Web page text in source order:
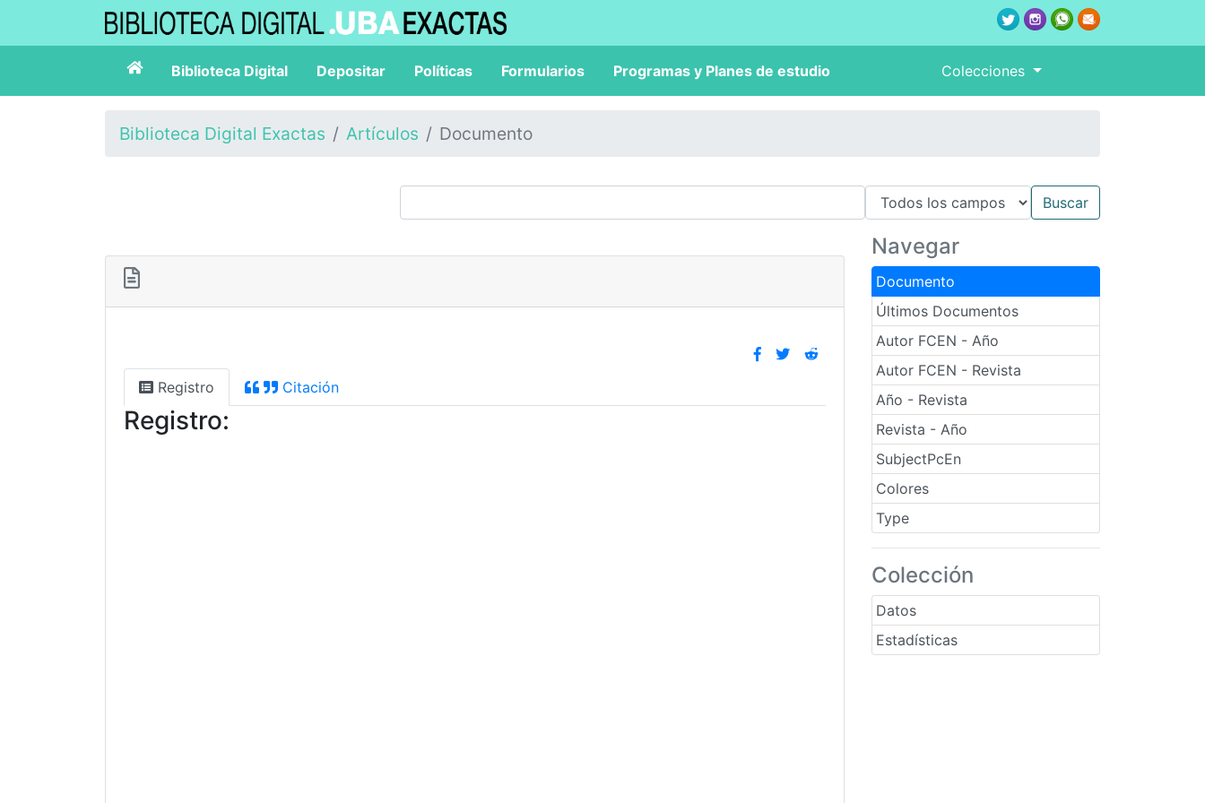
Biblioteca Digital Depositar Políticas Formularios Programas y Planes de estudio Colecciones
Biblioteca Digital Exactas Artículos Documento
Navegar
Documento
Últimos Documentos
Autor FCEN - Año
Autor FCEN - Revista
Año - Revista
Revista - Año
SubjectPcEn
Colores
Type
Colección
Datos
Estadísticas
Registro Citación
Registro: